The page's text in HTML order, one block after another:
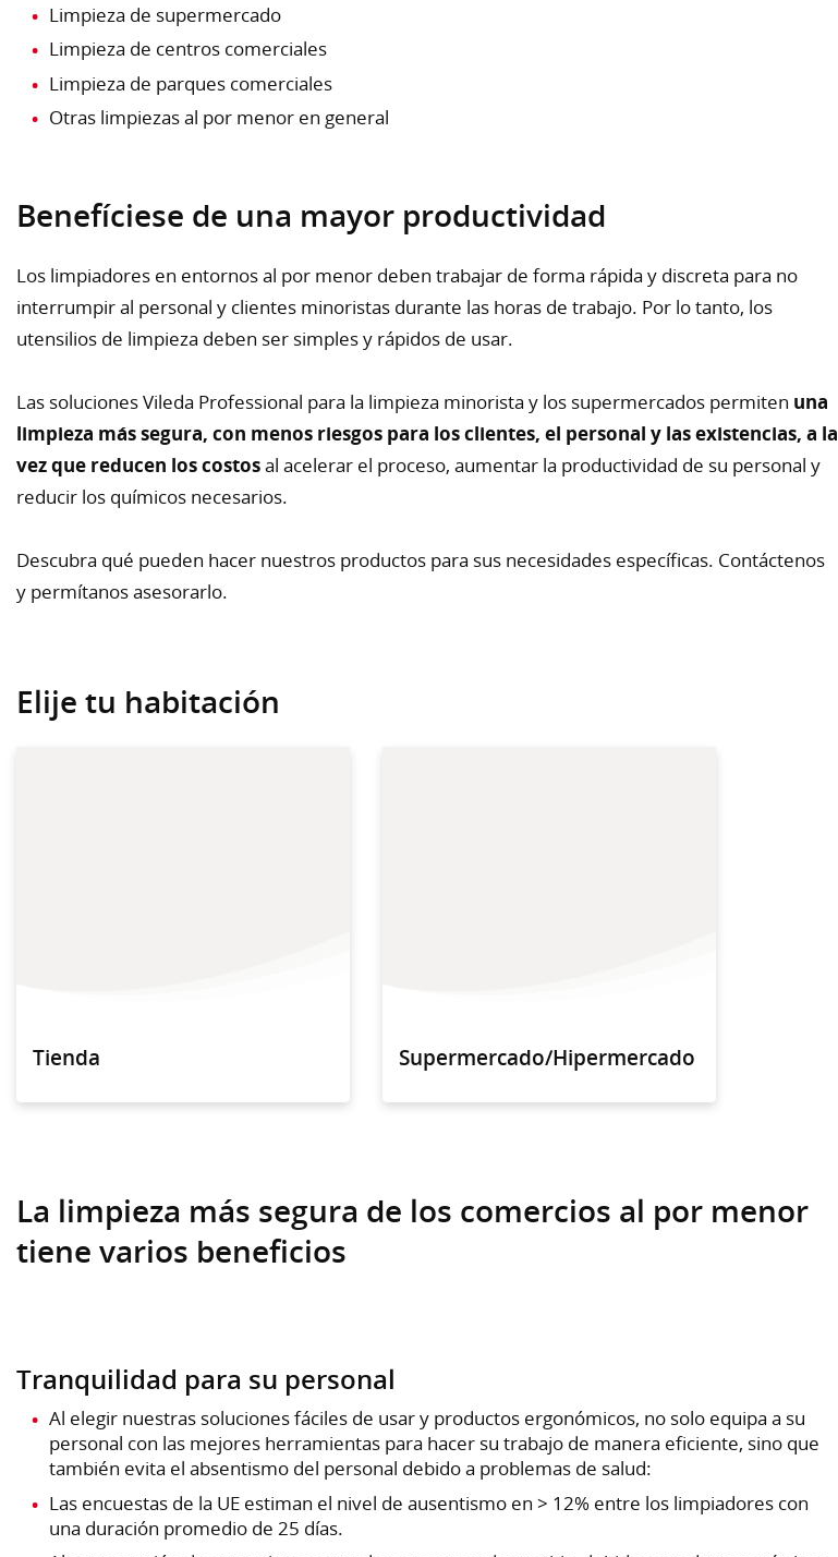
Limpieza de supermercado
Limpieza de centros comerciales
Limpieza de parques comerciales
Otras limpiezas al por menor en general
Benefíciese de una mayor productividad
Los limpiadores en entornos al por menor deben trabajar de forma rápida y discreta para no
interrumpir al personal y clientes minoristas durante las horas de trabajo. Por lo tanto, los
utensilios de limpieza deben ser simples y rápidos de usar.
Las soluciones Vileda Professional para la limpieza minorista y los supermercados permiten una
limpieza más segura, con menos riesgos para los clientes, el personal y las existencias, a la
vez que reducen los costosal acelerar el proceso, aumentar la productividad de su personal y
reducir los químicos necesarios.
Descubra qué pueden hacer nuestros productos para sus necesidades específicas. Contáctenos
y permítanos asesorarlo.
Elije tu habitación
Tienda Supermercado/Hipermercado
La limpieza más segura de los comercios al por menor
tiene varios beneficios
Tranquilidad para su personal
Al elegir nuestras soluciones fáciles de usar y productos ergonómicos, no solo equipa a su
personal con las mejores herramientas para hacer su trabajo de manera eficiente, sino que
también evita el absentismo del personal debido a problemas de salud:
Las encuestas de la UE estiman el nivel de ausentismo en > 12% entre los limpiadores con
una duración promedio de 25 días.